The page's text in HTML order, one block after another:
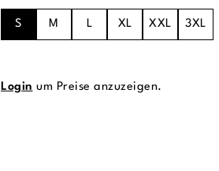
S M L XL XXL 3XL
Login um Preise anzuzeigen.